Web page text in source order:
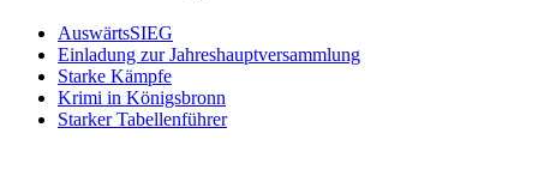
AuswärtsSIEG
Einladung zur Jahreshauptversammlung
Starke Kämpfe
Krimi in Königsbronn
Starker Tabellenführer